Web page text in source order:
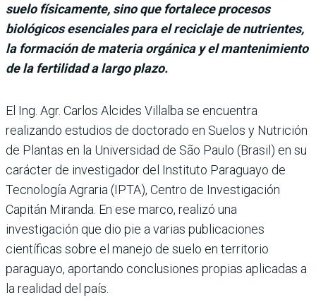
suelo físicamente, sino que fortalece procesos
biológicos esenciales para el reciclaje de nutrientes,
la formación de materia orgánica y el mantenimiento
de la fertilidad a largo plazo.
El Ing. Agr. Carlos Alcides Villalba se encuentra
realizando estudios de doctorado en Suelos y Nutrición
de Plantas en la Universidad de São Paulo (Brasil) en su
carácter de investigador del Instituto Paraguayo de
Tecnología Agraria (IPTA), Centro de Investigación
Capitán Miranda. En ese marco, realizó una
investigación que dio pie a varias publicaciones
científicas sobre el manejo de suelo en territorio
paraguayo, aportando conclusiones propias aplicadas a
la realidad del país.